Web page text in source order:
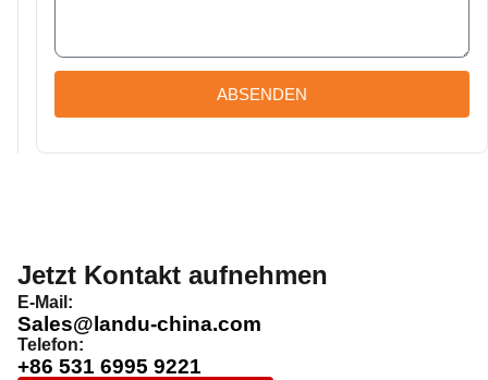
ABSENDEN
Jetzt Kontakt aufnehmen
E-Mail:
Sales@landu-china.com
Telefon:
+86 531 6995 9221